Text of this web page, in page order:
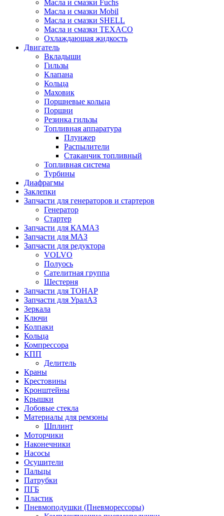
Масла и смазки Fuchs
Масла и смазки Mobil
Масла и смазки SHELL
Масла и смазки TEXACO
Охлаждающая жидкость
Двигатель
Вкладыши
Гильзы
Клапана
Кольца
Маховик
Поршневые кольца
Поршни
Резинка гильзы
Топливная аппаратура
Плунжер
Распылители
Стаканчик топливный
Топливная система
Турбины
Диафрагмы
Заклепки
Запчасти для генераторов и стартеров
Генератор
Стартер
Запчасти для КАМАЗ
Запчасти для МАЗ
Запчасти для редуктора
VOLVO
Полуось
Сателитная группа
Шестерня
Запчасти для ТОНАР
Запчасти для УралАЗ
Зеркала
Ключи
Колпаки
Кольца
Компрессора
КПП
Делитель
Краны
Крестовины
Кронштейны
Крышки
Лобовые стекла
Материалы для ремзоны
Шплинт
Моторчики
Наконечники
Насосы
Осушители
Пальцы
Патрубки
ПГБ
Пластик
Пневмоподушки (Пневморессоры)